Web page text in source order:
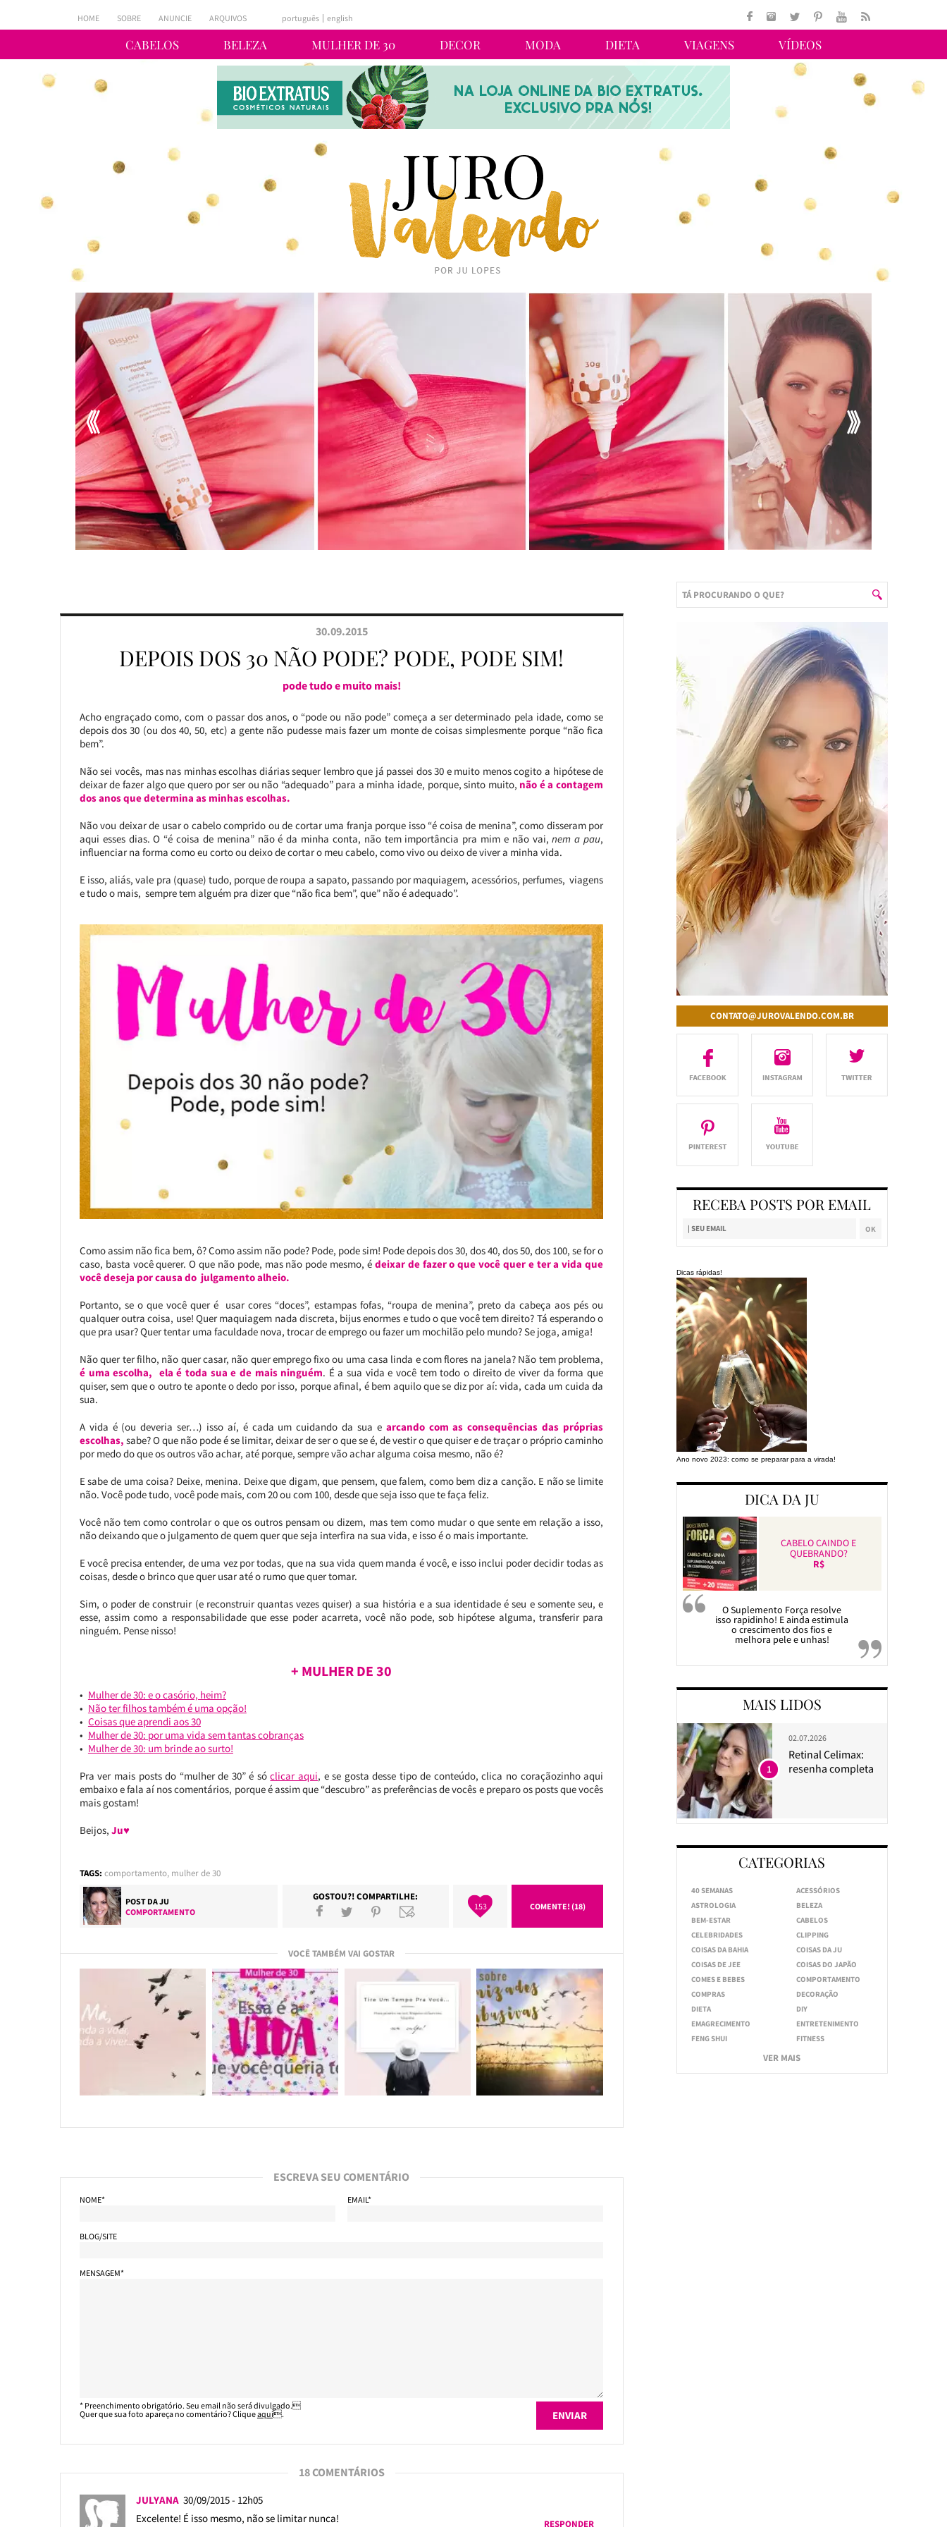
CABELOS BELEZA MULHER DE 30 DECOR MODA DIETA VIAGENS VÍDEOS
HOME SOBRE ANUNCIE ARQUIVOS português english
30.09.2015
DEPOIS DOS 30 NÃO PODE? PODE, PODE SIM!
pode tudo e muito mais!
Acho engraçado como, com o passar dos anos, o “pode ou não pode” começa a ser determinado pela idade, como se
depois dos 30 (ou dos 40, 50, etc) a gente não pudesse mais fazer um monte de coisas simplesmente porque “não fica
bem”.
Não sei vocês, mas nas minhas escolhas diárias sequer lembro que já passei dos 30 e muito menos cogito a hipótese de
deixar de fazer algo que quero por ser ou não “adequado” para a minha idade, porque, sinto muito, não é a contagem
dos anos que determina as minhas escolhas.
Não vou deixar de usar o cabelo comprido ou de cortar uma franja porque isso “é coisa de menina”, como disseram por
aqui esses dias. O “é coisa de menina” não é da minha conta, não tem importância pra mim e não vai,nem a pau,
influenciar na forma como eu corto ou deixo de cortar o meu cabelo, como vivo ou deixo de viver a minha vida.
E isso, aliás, vale pra (quase) tudo, porque de roupa a sapato, passando por maquiagem, acessórios, perfumes, viagens
e tudo o mais, sempre tem alguém pra dizer que “não fica bem”, que” não é adequado”.
Como assim não fica bem, ô? Como assim não pode? Pode, pode sim! Pode depois dos 30, dos 40, dos 50, dos 100, se for o
caso, basta você querer. O que não pode, mas não pode mesmo, é deixar de fazer o que você quer e ter a vida que
você deseja por causa do julgamento alheio.
Portanto, se o que você quer é usar cores “doces”, estampas fofas, “roupa de menina”, preto da cabeça aos pés ou
qualquer outra coisa, use! Quer maquiagem nada discreta, bijus enormes e tudo o que você tem direito? Tá esperando o
que pra usar? Quer tentar uma faculdade nova, trocar de emprego ou fazer um mochilão pelo mundo? Se joga, amiga!
Não quer ter filho, não quer casar, não quer emprego fixo ou uma casa linda e com flores na janela? Não tem problema,
é uma escolha, ela é toda sua e de mais ninguém. É a sua vida e você tem todo o direito de viver da forma que
quiser, sem que o outro te aponte o dedo por isso, porque afinal, é bem aquilo que se diz por aí: vida, cada um cuida da
sua.
A vida é (ou deveria ser…) isso aí, é cada um cuidando da sua e arcando com as consequências das próprias
escolhas, sabe? O que não pode é se limitar, deixar de ser o que se é, de vestir o que quiser e de traçar o próprio caminho
por medo do que os outros vão achar, até porque, sempre vão achar alguma coisa mesmo, não é?
E sabe de uma coisa? Deixe, menina. Deixe que digam, que pensem, que falem, como bem diz a canção. E não se limite
não. Você pode tudo, você pode mais, com 20 ou com 100, desde que seja isso que te faça feliz.
Você não tem como controlar o que os outros pensam ou dizem, mas tem como mudar o que sente em relação a isso,
não deixando que o julgamento de quem quer que seja interfira na sua vida, e isso é o mais importante.
E você precisa entender, de uma vez por todas, que na sua vida quem manda é você, e isso inclui poder decidir todas as
coisas, desde o brinco que quer usar até o rumo que quer tomar.
Sim, o poder de construir (e reconstruir quantas vezes quiser) a sua história e a sua identidade é seu e somente seu, e
esse, assim como a responsabilidade que esse poder acarreta, você não pode, sob hipótese alguma, transferir para
ninguém. Pense nisso!
+ MULHER DE 30
Mulher de 30: e o casório, heim?
Não ter filhos também é uma opção!
Coisas que aprendi aos 30
Mulher de 30: por uma vida sem tantas cobranças
Mulher de 30: um brinde ao surto!
Pra ver mais posts do “mulher de 30” é sóclicar aqui, e se gosta desse tipo de conteúdo, clica no coraçãozinho aqui
embaixo e fala aí nos comentários, porque é assim que “descubro” as preferências de vocês e preparo os posts que vocês
mais gostam!
Beijos, Ju♥
TAGS: comportamento, mulher de 30
POST DAJU
COMPORTAMENTO
GOSTOU?! COMPARTILHE:
153 COMENTE! (18)
VOCÊ TAMBÉM VAI GOSTAR
ESCREVA SEU COMENTÁRIO
NOME* EMAIL*
BLOG/SITE
MENSAGEM*
* Preenchimento obrigatório. Seu email não será divulgado.
Quer que sua foto apareça no comentário? Cliqueaqui.
18 COMENTÁRIOS
JULYANA 30/09/2015 - 12h05
Excelente! É isso mesmo, não se limitar nunca!
RESPONDER
CONTATO@JUROVALENDO.COM.BR
RECEBA POSTS POR EMAIL
Dicas rápidas!
Ano novo 2023: como se preparar para a virada!
DICA DA JU
CABELO CAINDO E
QUEBRANDO?
R$
O Suplemento Força resolve
isso rapidinho! E ainda estimula
o crescimento dos fios e
melhora pele e unhas!
MAIS LIDOS
02.07.2026
Retinal Celimax:
resenha completa
1
CATEGORIAS
40 SEMANAS
ACESSÓRIOS
ASTROLOGIA
BELEZA
BEM-ESTAR
CABELOS
CELEBRIDADES
CLIPPING
COISAS DA BAHIA
COISAS DA JU
COISAS DE JEE
COISAS DO JAPÃO
COMES E BEBES
COMPORTAMENTO
COMPRAS
DECORAÇÃO
DIETA
DIY
EMAGRECIMENTO
ENTRETENIMENTO
FENG SHUI
FITNESS
VER MAIS